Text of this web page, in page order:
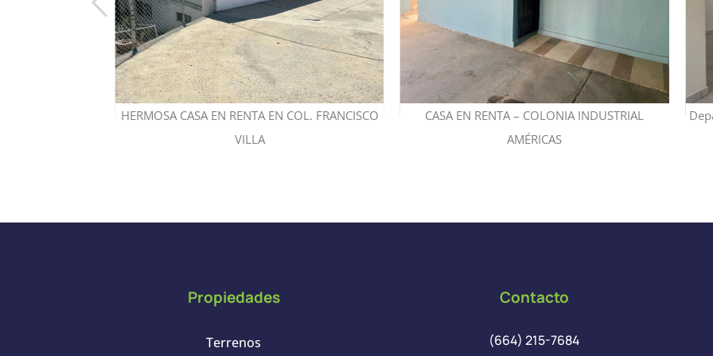
HERMOSA CASA EN RENTA EN COL. FRANCISCO
VILLA
CASA EN RENTA – COLONIA INDUSTRIAL
AMÉRICAS
Propiedades
Terrenos
Contacto
(664) 215-7684